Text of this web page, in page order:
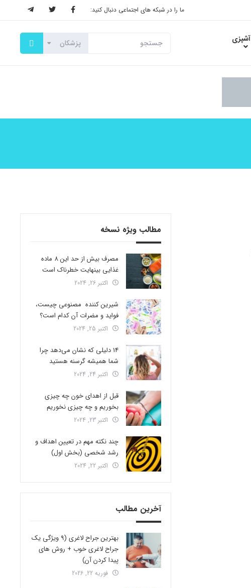
ما را در شبکه های اجتماعی دنبال کنید:
آشپزی
مطالب ویژه نسخه
مصرف بیش از حد این 8 ماده
غذایی بینهایت خطرناک است
اکتبر 26, 2024
شیرین کننده مصنوعی چیست،
فواید و مضرات آن کدام است؟
اکتبر 25, 2024
14 دلیلی که نشان می‌دهد چرا
شما همیشه گرسنه هستید
اکتبر 24, 2024
قبل از اهدای خون چه چیزی
بخوریم و چه چیزی نخوریم
اکتبر 23, 2024
چند نکته مهم در تعیین اهداف و
رشد شخصی (بخش اول)
اکتبر 22, 2024
آخرین مطالب
بهترین جراح لاغری (9 ویژگی یک
جراح لاغری خوب + روش های
پیدا کردن آن)
فوریه 22, 2026